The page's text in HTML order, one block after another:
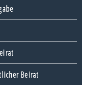
Beirat